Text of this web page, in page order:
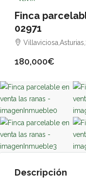
Finca
02971
180,000€
Descripción